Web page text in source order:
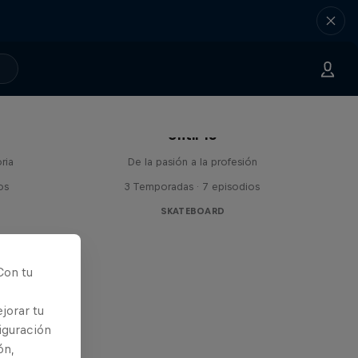
Until 18
De la pasión a la profesión
3 Temporadas · 7 episodios
SKATEBOARD
tu
tu